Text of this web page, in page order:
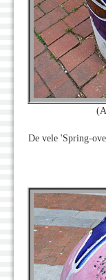
De vele 'Spring-